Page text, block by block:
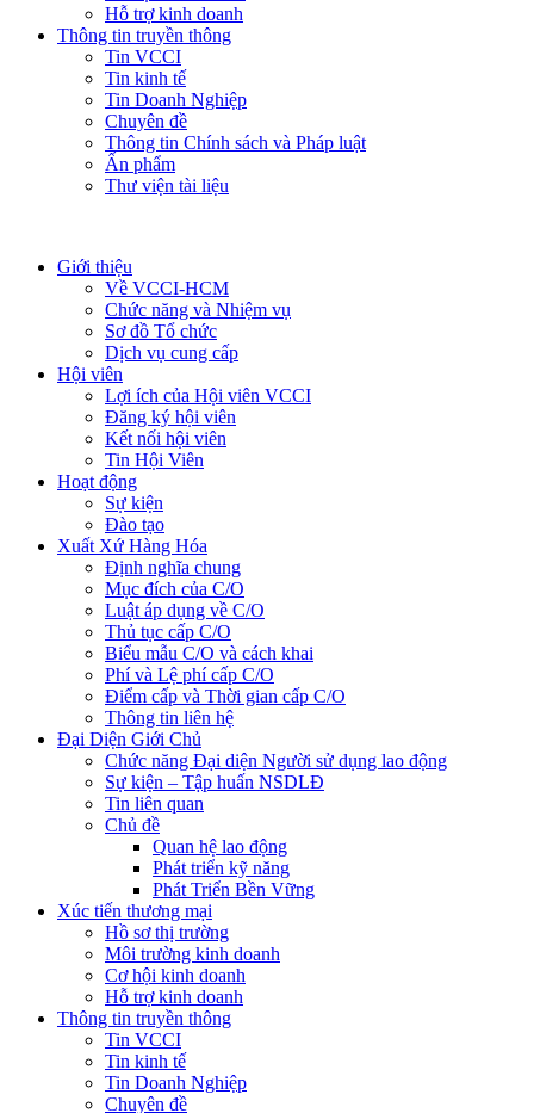
Hỗ trợ kinh doanh
Thông tin truyền thông
Tin VCCI
Tin kinh tế
Tin Doanh Nghiệp
Chuyên đề
Thông tin Chính sách và Pháp luật
Ấn phẩm
Thư viện tài liệu
Giới thiệu
Về VCCI-HCM
Chức năng và Nhiệm vụ
Sơ đồ Tổ chức
Dịch vụ cung cấp
Hội viên
Lợi ích của Hội viên VCCI
Đăng ký hội viên
Kết nối hội viên
Tin Hội Viên
Hoạt động
Sự kiện
Đào tạo
Xuất Xứ Hàng Hóa
Định nghĩa chung
Mục đích của C/O
Luật áp dụng về C/O
Thủ tục cấp C/O
Biểu mẫu C/O và cách khai
Phí và Lệ phí cấp C/O
Điểm cấp và Thời gian cấp C/O
Thông tin liên hệ
Đại Diện Giới Chủ
Chức năng Đại diện Người sử dụng lao động
Sự kiện – Tập huấn NSDLĐ
Tin liên quan
Chủ đề
Quan hệ lao động
Phát triển kỹ năng
Phát Triển Bền Vững
Xúc tiến thương mại
Hồ sơ thị trường
Môi trường kinh doanh
Cơ hội kinh doanh
Hỗ trợ kinh doanh
Thông tin truyền thông
Tin VCCI
Tin kinh tế
Tin Doanh Nghiệp
Chuyên đề